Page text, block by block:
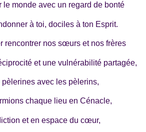
le monde avec un regard de bonté
à toi, dociles à ton Esprit.
rencontrer nos sœurs et nos frères
et une vulnérabilité partagée,
pèlerines avec les pèlerins,
chaque lieu en Cénacle,
et en espace du cœur,